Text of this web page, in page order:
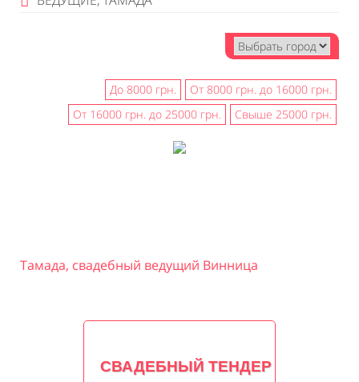
До 8000 грн.
От 8000 грн. до 16000 грн.
От 16000 грн. до 25000 грн.
Свыше 25000 грн.
Тамада, свадебный ведущий Винница
СВАДЕБНЫЙ ТЕНДЕР